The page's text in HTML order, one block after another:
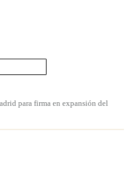
para firma en expansión del